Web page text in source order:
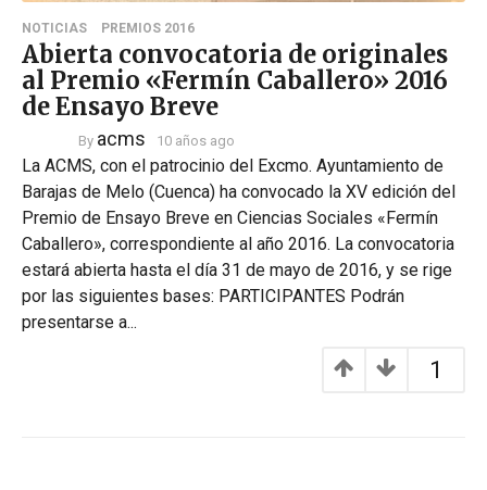
NOTICIAS PREMIOS 2016
Abierta convocatoria de originales
al Premio «Fermín Caballero» 2016
de Ensayo Breve
By acms 10 años ago
La ACMS, con el patrocinio del Excmo. Ayuntamiento de
Barajas de Melo (Cuenca) ha convocado la XV edición del
Premio de Ensayo Breve en Ciencias Sociales «Fermín
Caballero», correspondiente al año 2016. La convocatoria
estará abierta hasta el día 31 de mayo de 2016, y se rige
por las siguientes bases: PARTICIPANTES Podrán
presentarse a...
1